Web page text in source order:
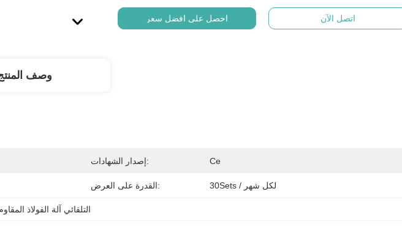
احصل على افضل سعر اتصل الآن
وصف
إصدار الشهادات: Ce
القدرة على العرض: 30Sets / لكل شهر
التلقائي آلة الفولاذ